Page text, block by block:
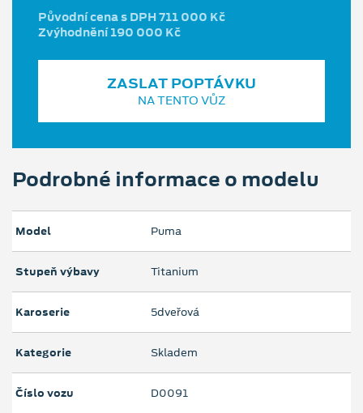
Původní cena s DPH 711 000 Kč
Zvýhodnění 190 000 Kč
ZASLAT POPTÁVKU
NA TENTO VŮZ
Podrobné informace o modelu
Model Puma
Stupeň výbavy Titanium
Karoserie 5dveřová
Kategorie Skladem
Číslo vozu D0091